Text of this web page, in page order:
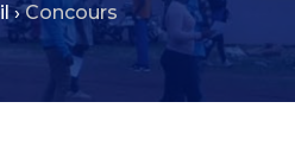
›Concours